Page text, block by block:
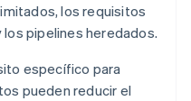
los requisitos
pipelines heredados.
específico para
pueden reducir el